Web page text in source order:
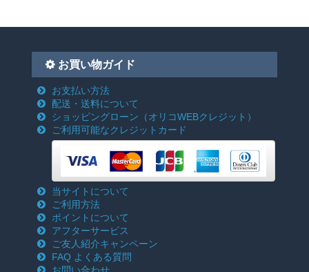
お買い物ガイド
お支払い方法
配送・送料について
ショッピングローン （オリコWEBクレジット）
ご利用可能なクレジットカード
当サイトについて
ご利用方法
ポイントについて
アフターサービス
ご友人紹介キャンペーン
FAQ よくある質問